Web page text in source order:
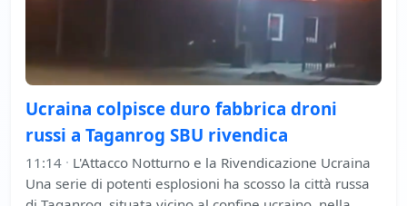
Ucraina colpisce duro fabbrica droni
russi a Taganrog SBU rivendica
11:14 · L'Attacco Notturno e la Rivendicazione Ucraina
Una serie di potenti esplosioni ha scosso la città russa